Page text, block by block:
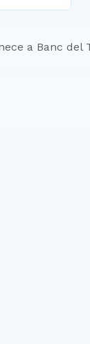
a Banc del